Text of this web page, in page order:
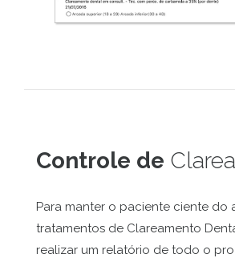
Controle de
Para manter o paciente ciente do
tratamentos de Clareamento
realizar um relatório de todo o